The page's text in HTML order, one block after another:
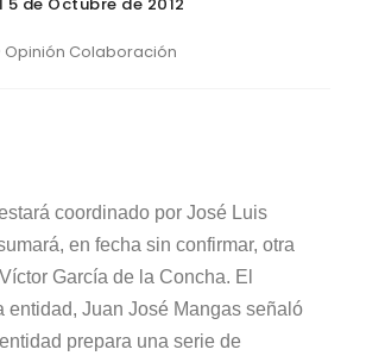
Opinión Colaboración
coordinado por José Luis
en fecha sin confirmar, otra
García de la Concha. El
entidad, Juan José Mangas señaló
prepara una serie de